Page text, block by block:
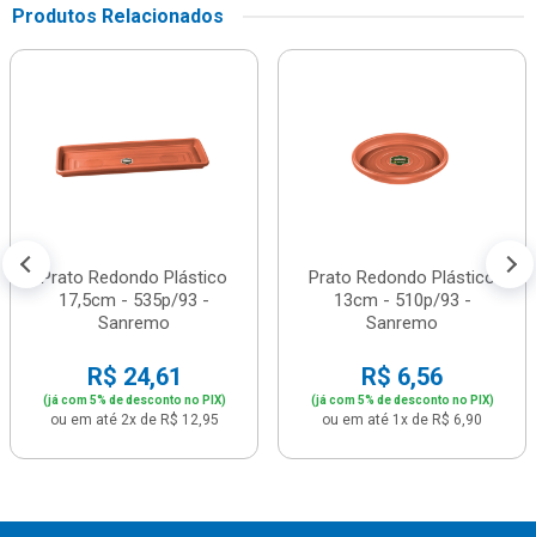
Produtos Relacionados
Prato Redondo Plástico
17,5cm - 535p/93 -
Sanremo
R$ 24,61
(já com 5% de desconto no PIX)
ou em até 2x de R$ 12,95
Prato Redondo Plástico
13cm - 510p/93 -
Sanremo
R$ 6,56
(já com 5% de desconto no PIX)
ou em até 1x de R$ 6,90